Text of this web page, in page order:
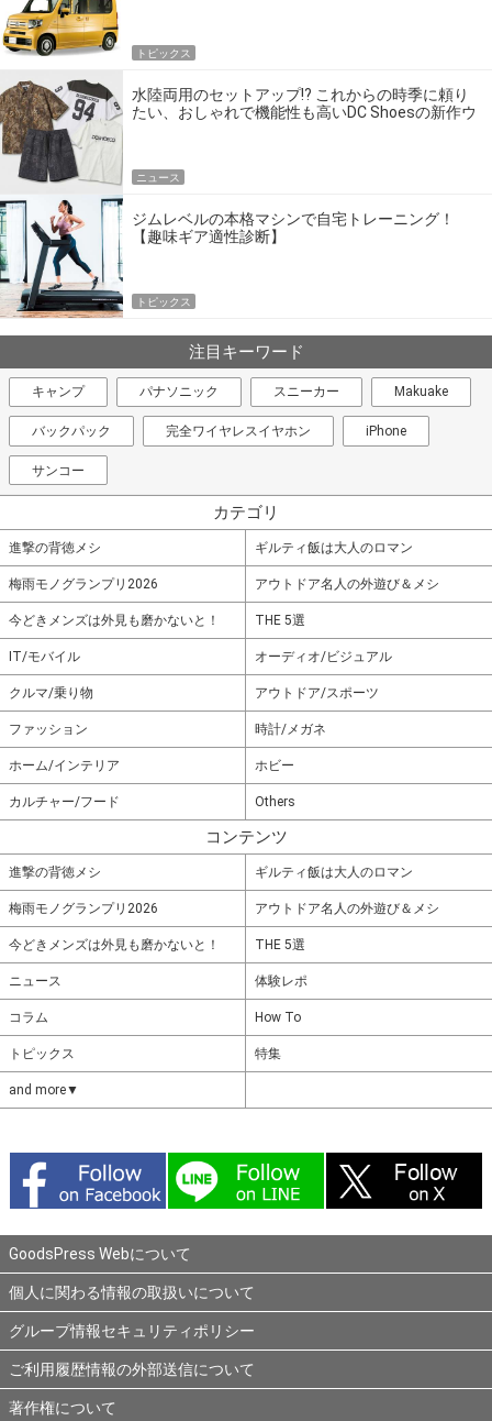
トピックス
水陸両用のセットアップ!? これからの時季に頼り
たい、おしゃれで機能性も高いDC Shoesの新作ウ
ニュース
ジムレベルの本格マシンで自宅トレーニング！
【趣味ギア適性診断】
トピックス
注目キーワード
キャンプ パナソニック スニーカー Makuake
バックパック 完全ワイヤレスイヤホン iPhone
サンコー
カテゴリ
進撃の背徳メシ ギルティ飯は大人のロマン
梅雨モノグランプリ2026 アウトドア名人の外遊び＆メシ
今どきメンズは外見も磨かないと！ THE 5選
IT/モバイル オーディオ/ビジュアル
クルマ/乗り物 アウトドア/スポーツ
ファッション 時計/メガネ
ホーム/インテリア ホビー
カルチャー/フード Others
コンテンツ
進撃の背徳メシ ギルティ飯は大人のロマン
梅雨モノグランプリ2026 アウトドア名人の外遊び＆メシ
今どきメンズは外見も磨かないと！ THE 5選
ニュース 体験レポ
コラム How To
トピックス 特集
and more▼
GoodsPress Webについて
個人に関わる情報の取扱いについて
グループ情報セキュリティポリシー
ご利用履歴情報の外部送信について
著作権について